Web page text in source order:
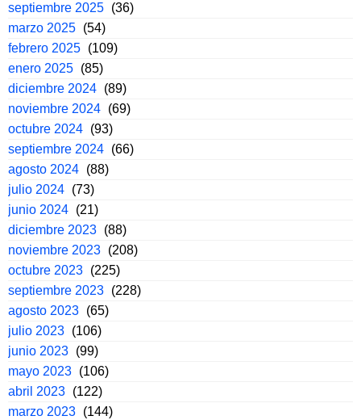
septiembre 2025 (36)
marzo 2025 (54)
febrero 2025 (109)
enero 2025 (85)
diciembre 2024 (89)
noviembre 2024 (69)
octubre 2024 (93)
septiembre 2024 (66)
agosto 2024 (88)
julio 2024 (73)
junio 2024 (21)
diciembre 2023 (88)
noviembre 2023 (208)
octubre 2023 (225)
septiembre 2023 (228)
agosto 2023 (65)
julio 2023 (106)
junio 2023 (99)
mayo 2023 (106)
abril 2023 (122)
marzo 2023 (144)